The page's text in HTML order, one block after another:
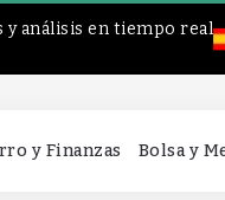
análisis en tiempo real
y Finanzas Bolsa y